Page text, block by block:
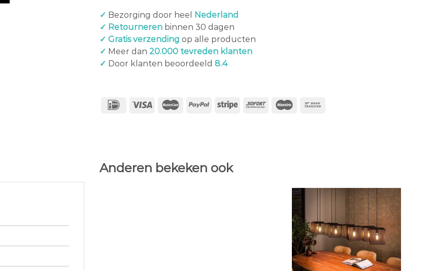
✓ Bezorging door heel
Nederland
✓ Retourneren binnen 30 dagen
✓ Gratis verzending op alle producten
✓ Meer dan 20.000 tevreden klanten
✓ Door klanten beoordeeld 8.4
Anderen bekeken ook